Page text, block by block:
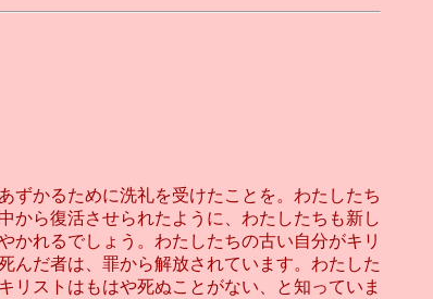
ずかるために洗礼を受けたことを。わたしたち
から復活させられたように、わたしたちも新し
かれるでしょう。わたしたちの古い自分がキリ
んだ者は、罪から解放されています。わたした
リストはもはや死ぬことがない、と知っていま